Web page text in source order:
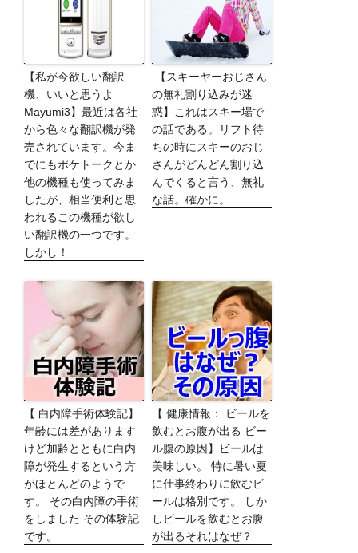
【私が今欲しい翻訳
機、いいと思うよ
Mayumi3】最近は各社
から色々な翻訳機が発
売されています。今ま
でにもポケトークとか
他の機種も使ってみま
したが、相当便利と思
われるこの機種が欲し
い翻訳機の一つです。
しかし！
【スキーヤーおじさん
の無礼割り込みが迷
惑】これはスキー場で
の話である。リフト待
ちの時にスキーのおじ
さんがどんどん割り込
んでくると言う、無礼
な話。確かに。
【 白内障手術体験記】
年齢には差があります
けど加齢とともに白内
障が発生するという方
がほとんどのようで
す。 その白内障の手術
をしました その体験記
です。
【 健康情報： ビールを
飲むとお腹が出る ビー
ル腹の原因】ビールは
美味しい。 特に暑い夏
に仕事終わりに飲むビ
ールは格別です。 しか
しビールを飲むとお腹
が出るそれはなぜ？